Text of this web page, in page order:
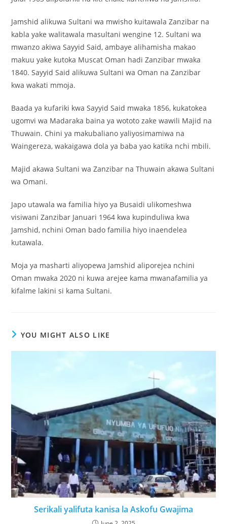
Jamshid alikuwa Sultani wa mwisho kuitawala Zanzibar na
kabla yake walitawala masultani wengine 12. Sultani wa
mwanzo akiwa Sayyid Said, ambaye alihamisha makao
makuu yake kutoka Muscat Oman hadi Zanzibar mwaka
1840. Sayyid Said alikuwa Sultani wa Oman na Zanzibar
kwa wakati mmoja.
Baada ya kufariki kwa Sayyid Said mwaka 1856, kukatokea
ugomvi wa Madaraka baina ya wototo zake wawili Majid na
Thuwain. Chini ya makubaliano yaliyosimamiwa na
Waingereza, wakaigawa dola ya baba yao katika nchi mbili.
Majid akawa Sultani wa Zanzibar na Thuwain akawa Sultani
wa Omani.
Japo utawala wa familia hiyo ya Busaidi ulikomeshwa
visiwani Zanzibar Januari 1964 kwa kupinduliwa kwa
Jamshid, nchini Oman bado familia hiyo inaendelea
kutawala.
Moja ya masharti aliyopewa Jamshid aliporejea nchini
Oman mwaka 2020 ni kuwa arejee kama mwanafamilia ya
kifalme lakini si kama Sultani.
YOU MIGHT ALSO LIKE
Serikali yalifuta kanisa la Askofu Gwajima